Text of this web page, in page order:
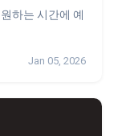
하는 시간에 예
Jan 05, 2026